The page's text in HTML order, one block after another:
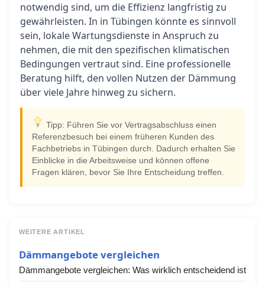
notwendig sind, um die Effizienz langfristig zu
gewährleisten. In in Tübingen könnte es sinnvoll
sein, lokale Wartungsdienste in Anspruch zu
nehmen, die mit den spezifischen klimatischen
Bedingungen vertraut sind. Eine professionelle
Beratung hilft, den vollen Nutzen der Dämmung
über viele Jahre hinweg zu sichern.
Tipp: Führen Sie vor Vertragsabschluss einen
Referenzbesuch bei einem früheren Kunden des
Fachbetriebs in Tübingen durch. Dadurch erhalten Sie
Einblicke in die Arbeitsweise und können offene
Fragen klären, bevor Sie Ihre Entscheidung treffen.
WEITERE ARTIKEL
Dämmangebote vergleichen
Dämmangebote vergleichen: Was wirklich entscheidend ist